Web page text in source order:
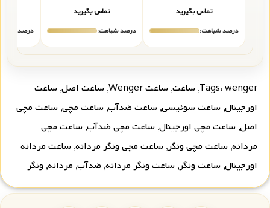
تماس بگیرید
درصد شباهت:
تماس بگیرید
درصد شباهت:
درصد
Tags: wenger
, ساعت, ساعت Wenger , ساعت اصل, ساعت
اورجینال, ساعت سوئیسی, ساعت ضدآب, ساعت مچی, ساعت مچی
اصل, ساعت مچی اورجینال, ساعت مچی ضدآب, ساعت مچی
مردانه, ساعت مچی ونگر, ساعت مچی ونگر مردانه, ساعت مردانه
اورجینال, ساعت ونگر, ساعت ونگر مردانه, ضدآب, مردانه, ونگر